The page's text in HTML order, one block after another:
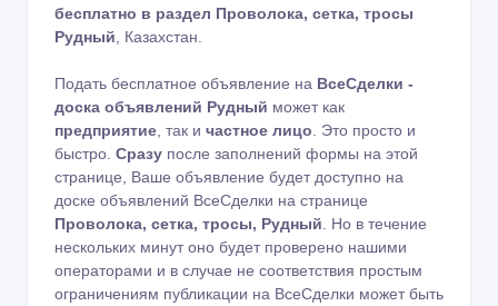
бесплатно в раздел Проволока, сетка, тросы
Рудный , Казахстан.
Подать бесплатное объявление на ВсеСделки -
доска объявлений Рудный может как
предприятие , так и частное лицо . Это просто и
быстро. Сразу после заполнений формы на этой
странице, Ваше объявление будет доступно на
доске объявлений ВсеСделки на странице
Проволока, сетка, тросы, Рудный . Но в течение
нескольких минут оно будет проверено нашими
операторами и в случае не соответствия простым
ограничениям публикации на ВсеСделки может быть